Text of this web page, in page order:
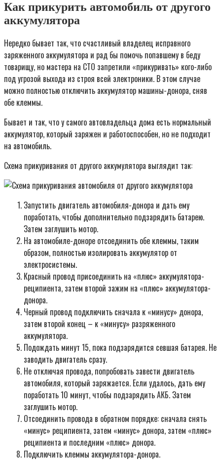
Как прикурить автомобиль от другого
аккумулятора
Нередко бывает так, что счастливый владелец исправного
заряженного аккумулятора и рад бы помочь попавшему в беду
товарищу, но мастера на СТО запретили «прикуривать» кого-либо
под угрозой выхода из строя всей электроники. В этом случае
можно полностью отключить аккумулятор машины-донора, сняв
обе клеммы.
Бывает и так, что у самого автовладельца дома есть нормальный
аккумулятор, который заряжен и работоспособен, но не подходит
на автомобиль.
Схема прикуривания от другого аккумулятора выглядит так:
Запустить двигатель автомобиля-донора и дать ему
поработать, чтобы дополнительно подзарядить батарею.
Затем заглушить мотор.
На автомобиле-доноре отсоединить обе клеммы, таким
образом, полностью изолировать аккумулятор от
электросистемы.
Красный провод присоединить на «плюс» аккумулятора-
реципиента, затем второй зажим на «плюс» аккумулятора-
донора.
Черный провод подключить сначала к «минусу» донора,
затем второй конец – к «минусу» разряженного
аккумулятора.
Подождать минут 15, пока подзарядится севшая батарея. Не
заводить двигатель сразу.
Не отключая провода, попробовать завести двигатель
автомобиля, который заряжается. Если удалось, дать ему
поработать 10 минут, чтобы подзарядить АКБ. Затем
заглушить мотор.
Отсоединить провода в обратном порядке: сначала снять
«минус» реципиента, затем «минус» донора, затем «плюс»
реципиента и последним «плюс» донора.
Подключить клеммы аккумулятора-донора.